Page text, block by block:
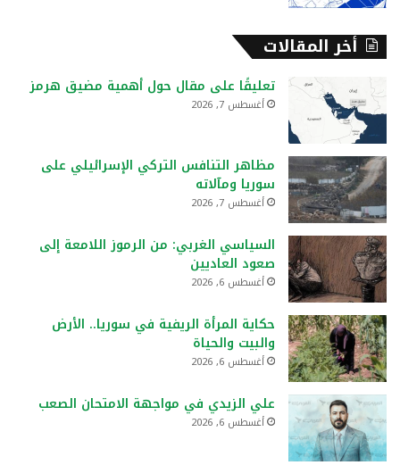
أخر المقالات
تعليقًا على مقال حول أهمية مضيق هرمز
أغسطس 7, 2026
مظاهر التنافس التركي الإسرائيلي على
سوريا ومآلاته
أغسطس 7, 2026
السياسي الغربي: من الرموز اللامعة إلى
صعود العاديين
أغسطس 6, 2026
حكاية المرأة الريفية في سوريا.. الأرض
والبيت والحياة
أغسطس 6, 2026
علي الزيدي في مواجهة الامتحان الصعب
أغسطس 6, 2026